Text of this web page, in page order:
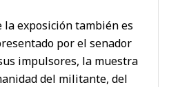
la exposición también es
por el senador
impulsores, la muestra
del militante, del